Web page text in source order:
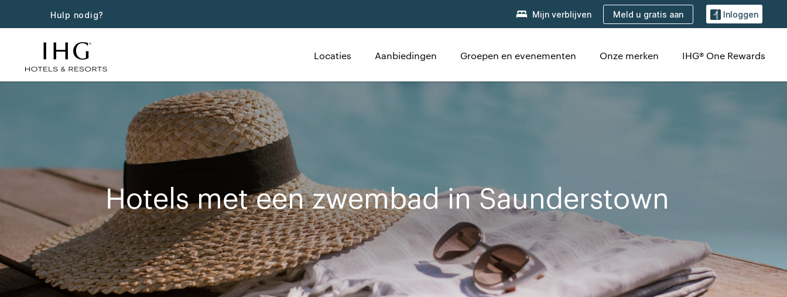
Hulp nodig? Mijn verblijven Meld u gratis aan Inloggen
Locaties Aanbiedingen Groepen en evenementen Onze merken IHG® One Rewards
Hotels met een zwembad in Saunderstown